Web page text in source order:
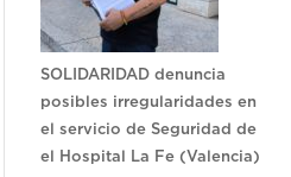
SOLIDARIDAD denuncia
posibles irregularidades en
el servicio de Seguridad de
el Hospital La Fe (Valencia)